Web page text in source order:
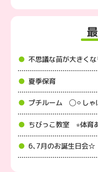
不思議な苗が大きく
夏季保育
プチルーム ◯⚪︎しゃ
ちびっこ教室 ⭐︎体
6､7月のお誕生日会☆